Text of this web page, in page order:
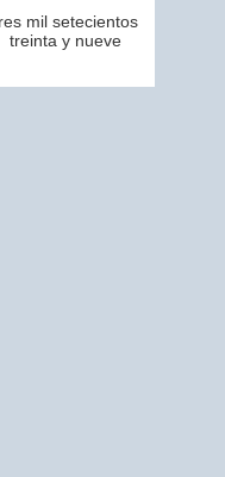
mil setecientos
treinta y nueve